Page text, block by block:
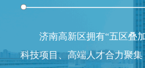
济南高新区拥有“五区叠
科技项目、高端人才合力聚